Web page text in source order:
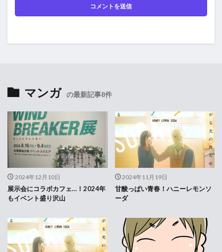
マンガ の最新記事8件
2024年12月10日
展示会にコラボカフェ…！2024年
もイベント盛り沢山
2024年11月19日
甘酸っぱい青春！ハニーレモンソ
ーダ